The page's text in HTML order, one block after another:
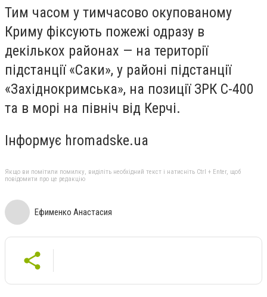
Тим часом у тимчасово окупованому
Криму фіксують пожежі одразу в
декількох районах — на території
підстанції «Саки», у районі підстанції
«Західнокримська», на позиції ЗРК С-400
та в морі на північ від Керчі.
Інформує hromadske.ua
Якщо ви помітили помилку, виділіть необхідний текст і натисніть Ctrl + Enter, щоб
повідомити про це редакцію
Ефименко Анастасия